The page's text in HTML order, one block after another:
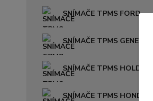
SNÍMAČE TPMS FORD
SNÍMAČE TPMS GENESIS
SNÍMAČE TPMS HOLDEN
SNÍMAČE TPMS HONDA